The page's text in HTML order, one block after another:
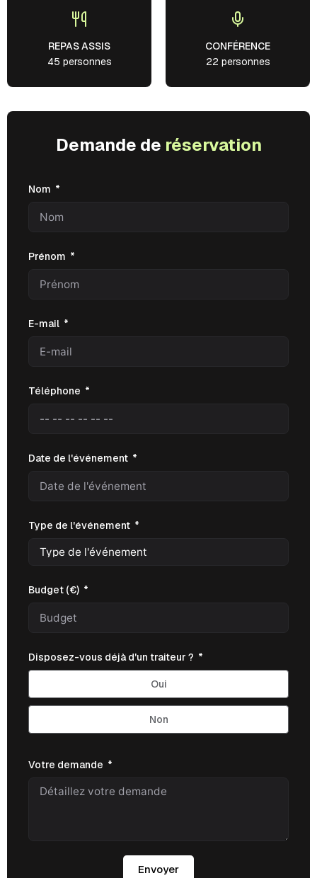
REPAS ASSIS
45 personnes
CONFÉRENCE
22 personnes
Demande de réservation
Nom
Prénom
E-mail
Téléphone
Date de l'événement
Type de l'événement
Budget (€)
Disposez-vous déjà d'un traiteur ?
Oui
Non
Votre demande
Envoyer